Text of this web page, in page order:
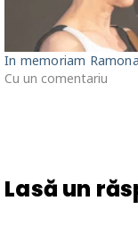
In memoriam
Cu un comentariu
Lasă un